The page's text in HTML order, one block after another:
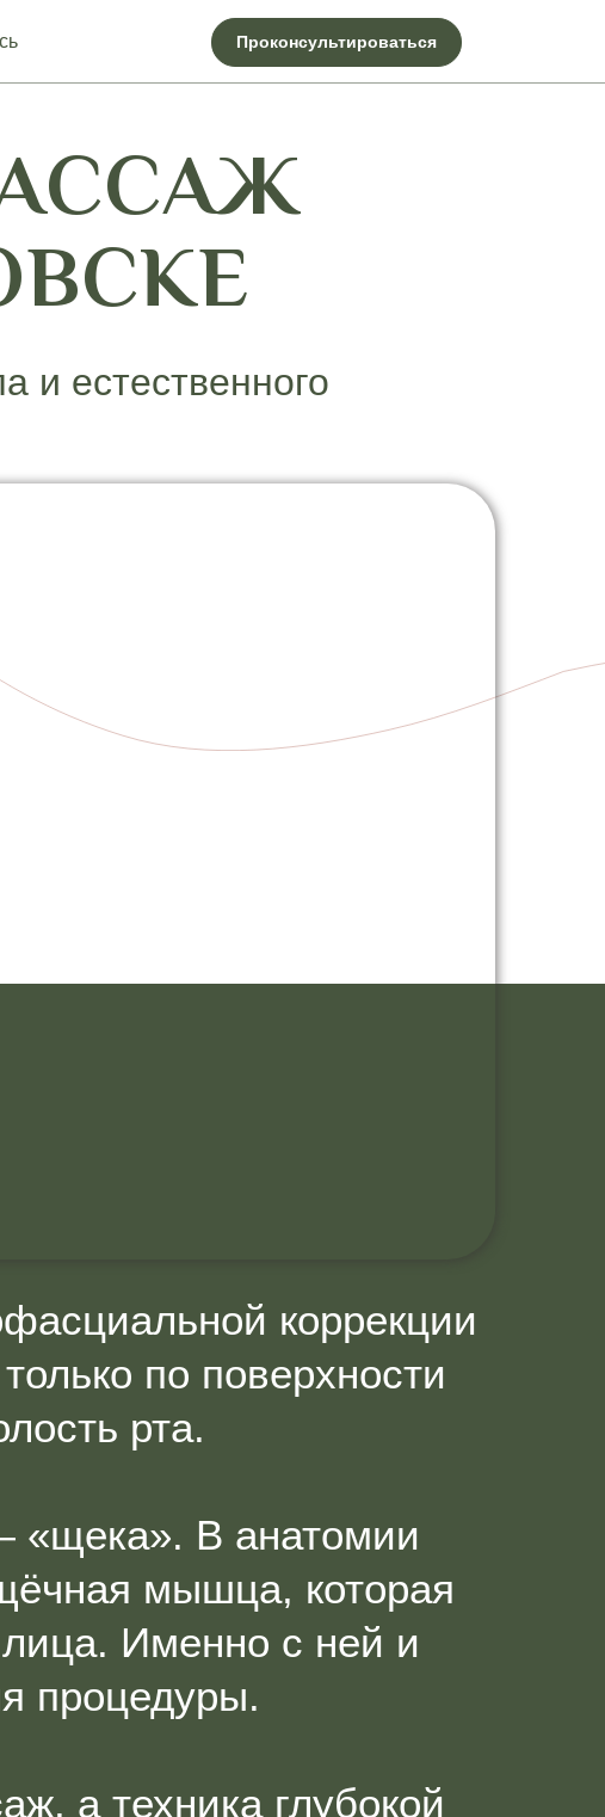
Проконсультироваться
и естественного
коррекции
по поверхности
рта.
«щека». В анатомии
мышца, которая
Именно с ней и
процедуры.
а техника глубокой